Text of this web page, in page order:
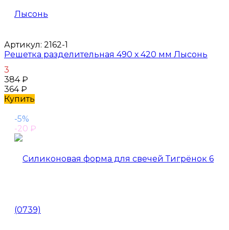
Артикул: 2162-1
Решетка разделительная 490 х 420 мм Лысонь
3
384₽
364₽
Купить
-5%
-20 ₽